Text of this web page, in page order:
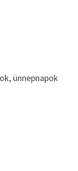
ünnepnapok